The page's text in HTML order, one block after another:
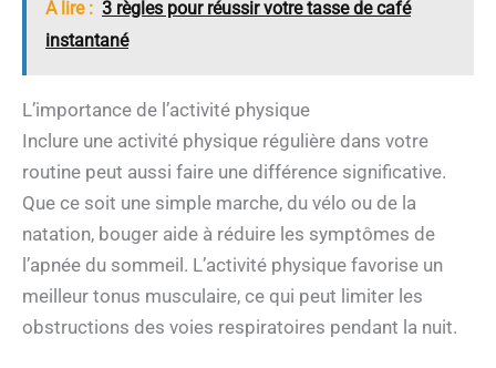
A lire : 3 règles pour réussir votre tasse de café
instantané
L’importance de l’activité physique
Inclure une activité physique régulière dans votre
routine peut aussi faire une différence significative.
Que ce soit une simple marche, du vélo ou de la
natation, bouger aide à réduire les symptômes de
l’apnée du sommeil. L’activité physique favorise un
meilleur tonus musculaire, ce qui peut limiter les
obstructions des voies respiratoires pendant la nuit.